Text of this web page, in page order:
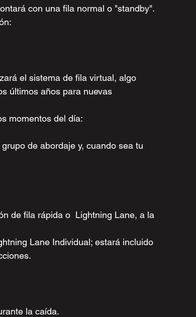
con una fila normal o "standby".
el sistema de fila virtual, algo
últimos años para nuevas
momentos del día:
de abordaje y, cuando sea tu
de fila rápida o  Lightning Lane, a la
Lane Individual; estará incluido
la caída.